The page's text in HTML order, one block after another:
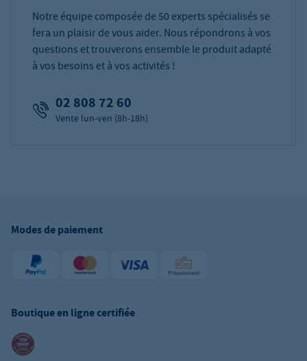
Notre équipe composée de 50 experts spécialisés se
fera un plaisir de vous aider. Nous répondrons à vos
questions et trouverons ensemble le produit adapté
à vos besoins et à vos activités !
02 808 72 60
Vente lun-ven (8h-18h)
Modes de paiement
Boutique en ligne certifiée